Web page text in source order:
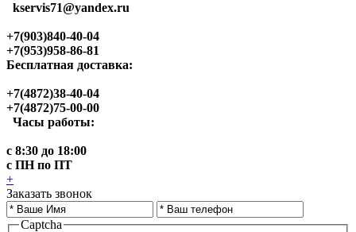
kservis71@yandex.ru
+7(903)840-40-04
+7(953)958-86-81
Бесплатная доставка:
+7(4872)38-40-04
+7(4872)75-00-00
Часы работы:
с 8:30 до 18:00
с ПН по ПТ
+
Заказать звонок
Captcha